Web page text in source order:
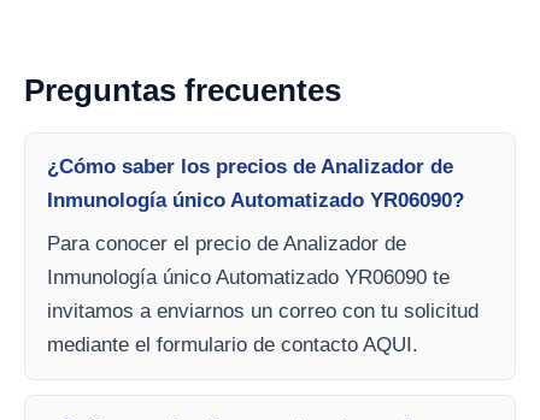
Preguntas frecuentes
¿Cómo saber los precios de Analizador de
Inmunología único Automatizado YR06090?
Para conocer el precio de Analizador de
Inmunología único Automatizado YR06090 te
invitamos a enviarnos un correo con tu solicitud
mediante el formulario de contacto AQUI.